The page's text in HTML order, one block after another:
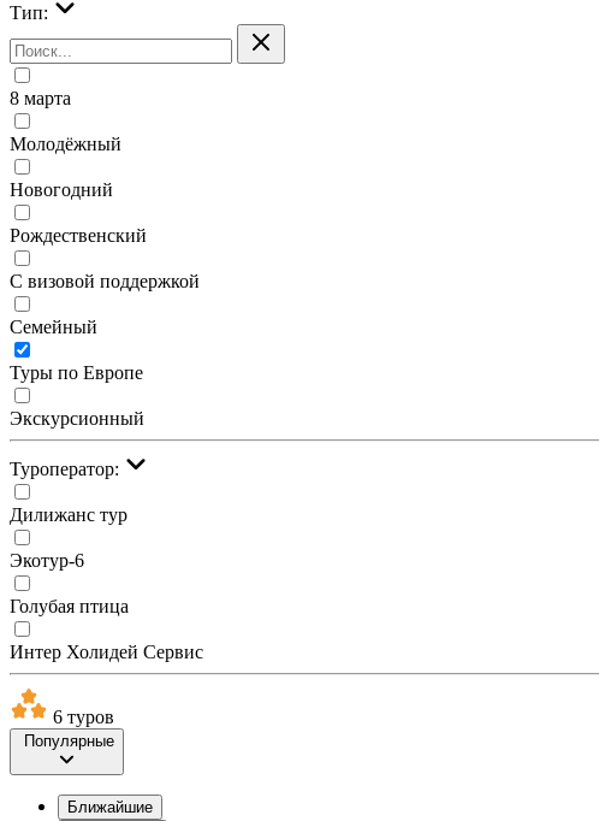
Тип:
8 марта
Молодёжный
Новогодний
Рождественский
С визовой поддержкой
Семейный
Туры по Европе
Экскурсионный
Туроператор:
Дилижанс тур
Экотур-6
Голубая птица
Интер Холидей Сервис
6 туров
Популярные
Ближайшие